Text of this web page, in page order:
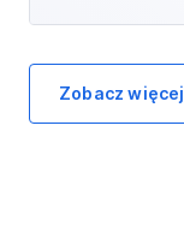
Zobacz więcej